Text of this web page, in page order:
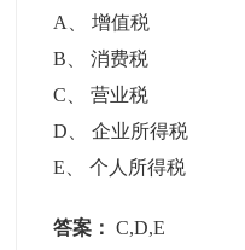
A
、增值税
B 、消费税
C 、营业税
D 、企业所得税
E 、个人所得税
答案： C,D,E